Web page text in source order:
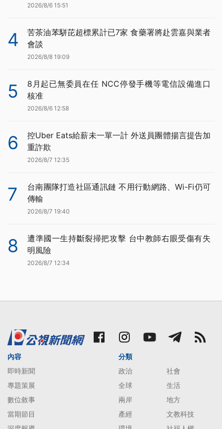
2026/8/6 15:51
4
苦茶油苯駢芘超標累計已7家 食藥署將赴雲嘉與業者
會談
2026/8/8 19:09
5
8月起已無委員在任 NCC停發手機等電信設備進口
核准
2026/8/6 12:58
6
控Uber Eats給薪未一單一計 外送員團體揚言提告加
重詐欺
2026/8/7 12:35
7
台南團隊打造社區通訊鏈 不用行動網路、Wi-Fi仍可
傳輸
2026/8/7 19:40
8
遭準國一生持斷裂掃把攻擊 台中教師右眼受傷有失
明風險
2026/8/7 12:34
內容
即時新聞
專題策展
數位敘事
當期節目
分類
政治
社會
全球
生活
兩岸
地方
產經
文教科技